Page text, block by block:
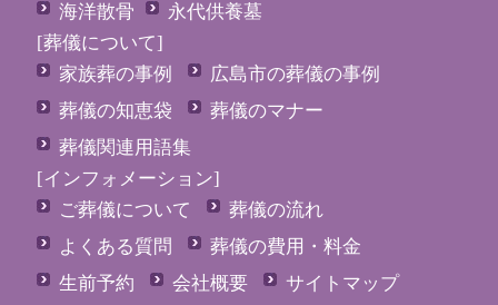
海洋散骨
永代供養墓
[葬儀について]
家族葬の事例
広島市の葬儀の事例
葬儀の知恵袋
葬儀のマナー
葬儀関連用語集
[インフォメーション]
ご葬儀について
葬儀の流れ
よくある質問
葬儀の費用・料金
生前予約
会社概要
サイトマップ